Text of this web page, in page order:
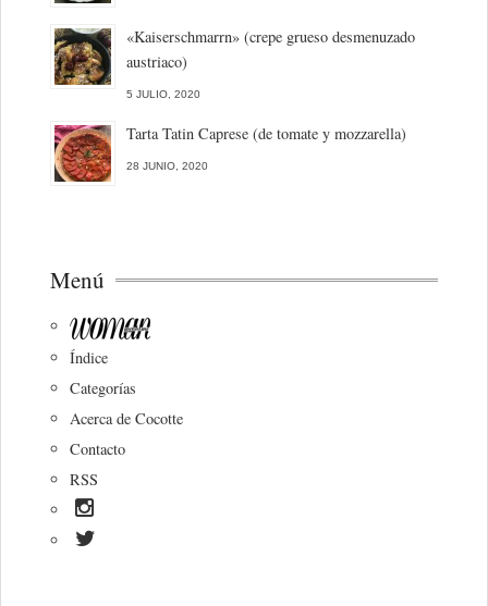
«Kaiserschmarrn» (crepe grueso desmenuzado
austriaco)
5 JULIO, 2020
Tarta Tatin Caprese (de tomate y mozzarella)
28 JUNIO, 2020
Menú
Índice
Categorías
Acerca de Cocotte
Contacto
RSS